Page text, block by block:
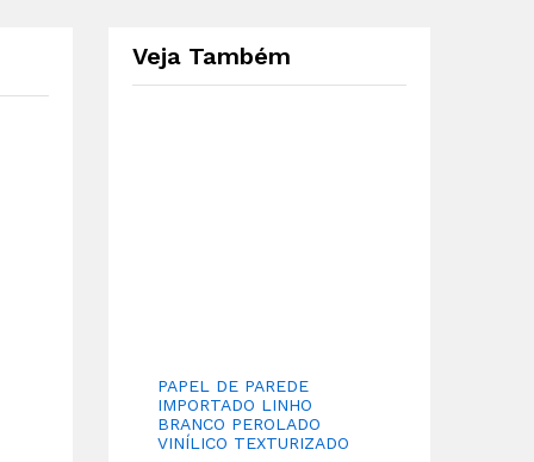
Veja Também
PAPEL DE PAREDE
IMPORTADO LINHO
BRANCO PEROLADO
VINÍLICO TEXTURIZADO